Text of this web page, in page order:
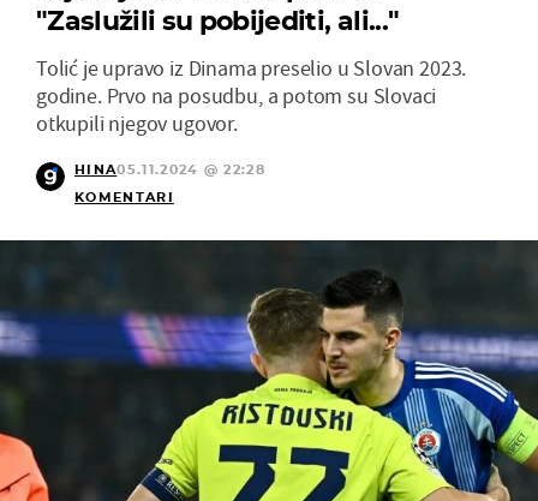
"Zaslužili su pobijediti, ali..."
Tolić je upravo iz Dinama preselio u Slovan 2023.
godine. Prvo na posudbu, a potom su Slovaci
otkupili njegov ugovor.
HINA05.11.2024 @ 22:28
KOMENTARI